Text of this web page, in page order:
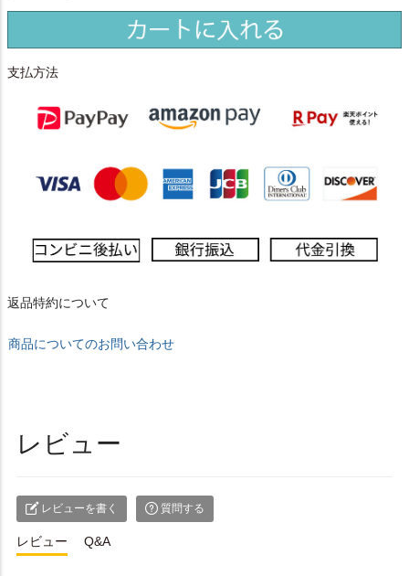
支払方法
返品特約について
商品についてのお問い合わせ
レビュー
レビューを書く 質問する
レビュー Q&A